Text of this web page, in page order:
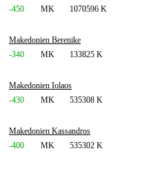
-450
MK 1070596 K
Makedonien Berenike
-340
MK 133825 K
Makedonien Iolaos
-430
MK 535308 K
Makedonien Kassandros
-400
MK 535302 K